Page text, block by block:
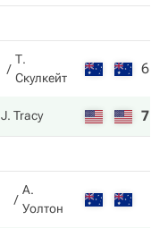
Т.
Скулкейт
6
J. Tracy 7
А.
Уолтон